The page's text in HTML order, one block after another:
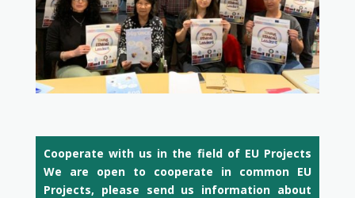
Cooperate with us in the field of EU Projects
We are open to cooperate in common EU
Projects, please send us information about